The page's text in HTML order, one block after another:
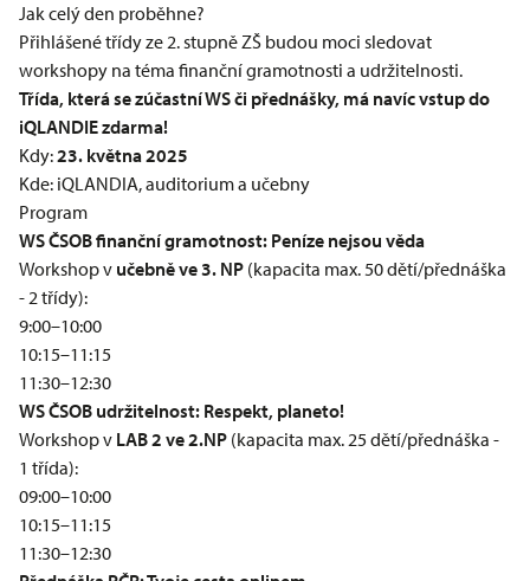
Jak celý den proběhne?
Přihlášené třídy ze 2. stupně ZŠ budou moci sledovat
workshopy na téma finanční gramotnosti a udržitelnosti.
Třída, která se zúčastní WS či přednášky, má navíc vstup do
iQLANDIE zdarma!
Kdy:23. května 2025
Kde: iQLANDIA, auditorium a učebny
Program
WS ČSOB finanční gramotnost: Peníze nejsou věda
Workshop v učebně ve 3. NP (kapacita max. 50 dětí/přednáška
- 2 třídy):
9:00–10:00
10:15–11:15
11:30–12:30
WS ČSOB udržitelnost: Respekt, planeto!
Workshop v LAB 2 ve 2.NP (kapacita max. 25 dětí/přednáška -
1 třída):
09:00–10:00
10:15–11:15
11:30–12:30